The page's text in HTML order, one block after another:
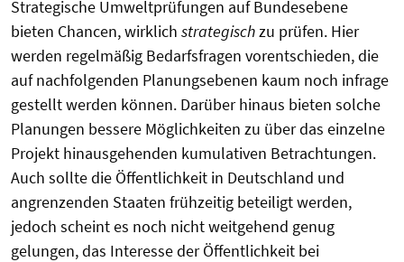
Strategische Umweltprüfungen auf Bundesebene
bieten Chancen, wirklich strategischzu prüfen. Hier
werden regelmäßig Bedarfsfragen vorentschieden, die
auf nachfolgenden Planungsebenen kaum noch infrage
gestellt werden können. Darüber hinaus bieten solche
Planungen bessere Möglichkeiten zu über das einzelne
Projekt hinausgehenden kumulativen Betrachtungen.
Auch sollte die Öffentlichkeit in Deutschland und
angrenzenden Staaten frühzeitig beteiligt werden,
jedoch scheint es noch nicht weitgehend genug
gelungen, das Interesse der Öffentlichkeit bei